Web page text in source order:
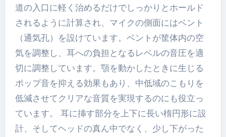
道の入口に軽く治めるだけでしっかりとホールド
されるように計算され、マイクの側面にはベント
（通気孔）を設けています。ベントが筐体内の空
気を調整し、耳への負担となるレベルの音圧を適
切に調整しています。顎を動かしたときに生じる
ポップ音を抑える効果もあり、中低域のこもりを
低減させてクリアな音質を実現するのにも役立っ
ています。 耳に挿す部分を上下に長い楕円形に設
計、そしてヘッドの真ん中でなく、少し下がった